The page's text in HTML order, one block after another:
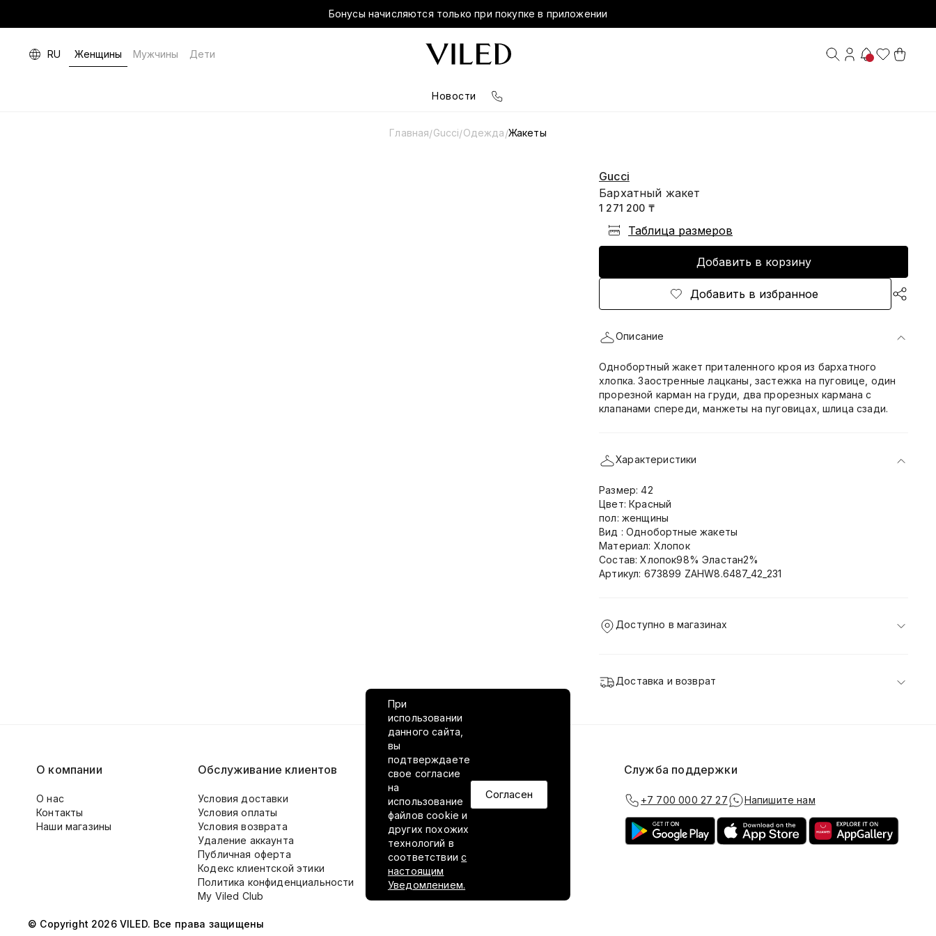
Бонусы начисляются только при покупке в приложении
RU Женщины Мужчины Дети
Новости
Главная/Gucci/Одежда/Жакеты
Gucci
Бархатный жакет
1 271 200 ₸
Таблица размеров
Добавить в корзину
Добавить в избранное
Описание
Однобортный жакет приталенного кроя из бархатного
хлопка. Заостренные лацканы, застежка на пуговице, один
прорезной карман на груди, два прорезных кармана с
клапанами спереди, манжеты на пуговицах, шлица сзади.
Характеристики
Размер: 42
Цвет: Красный
пол: женщины
Вид : Однобортные жакеты
Материал: Хлопок
Состав: Хлопок98% Эластан2%
Артикул: 673899 ZAHW8.6487_42_231
Доступно в магазинах
Доставка и возврат
При
использовании
данного сайта,
вы
подтверждаете
свое согласие
на
использование
файлов cookie и
других похожих
технологий в
соответствиис
настоящим
Уведомлением.
Согласен
О компании
О нас
Контакты
Наши магазины
Обслуживание клиентов
Условия доставки
Условия оплаты
Условия возврата
Удаление аккаунта
Публичная оферта
Кодекс клиентской этики
Политика конфиденциальности
My Viled Club
VILED в соцсетях Служба поддержки
+7 700 000 27 27 Напишите нам
© Copyright 2026 VILED. Все права защищены